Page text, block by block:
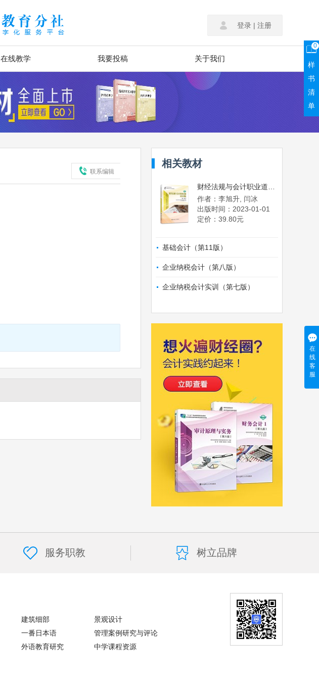
登录 | 注册
在线教学 我要投稿 关于我们
0
样
书
清
单
相关教材
作者：李旭升, 闫冰
出版时间：2023-01-01
定价：39.80元
基础会计（第11版）
企业纳税会计（第八版）
企业纳税会计实训（第七版）
联系编辑
在
线
客
服
服务职教 树立品牌
建筑细部
景观设计
一番日本语
管理案例研究与评论
外语教育研究
中学课程资源